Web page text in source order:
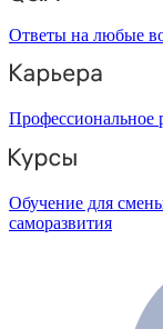
Ответы на любые
Профессиональное
Обучение для
саморазвития